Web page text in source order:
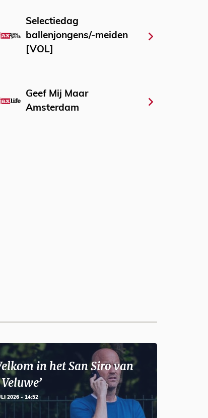
Selectiedag
ballenjongens/-meiden
[VOL]
Geef Mij Maar
Amsterdam
in het San Siro van
2026 - 14:52